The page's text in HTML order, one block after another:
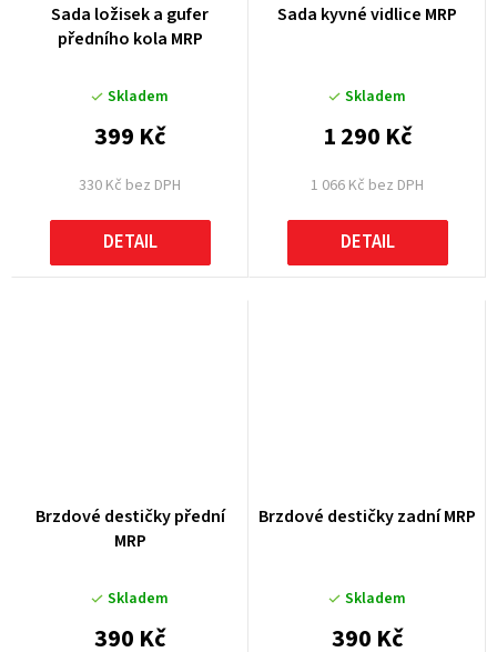
Sada ložisek a gufer
předního kola MRP
Skladem
330 Kč bez DPH
399 Kč
DETAIL
Sada kyvné vidlice MRP
Skladem
1 066 Kč bez DPH
1 290 Kč
DETAIL
Brzdové destičky přední
MRP
Skladem
390 Kč
Brzdové destičky zadní MRP
Skladem
390 Kč